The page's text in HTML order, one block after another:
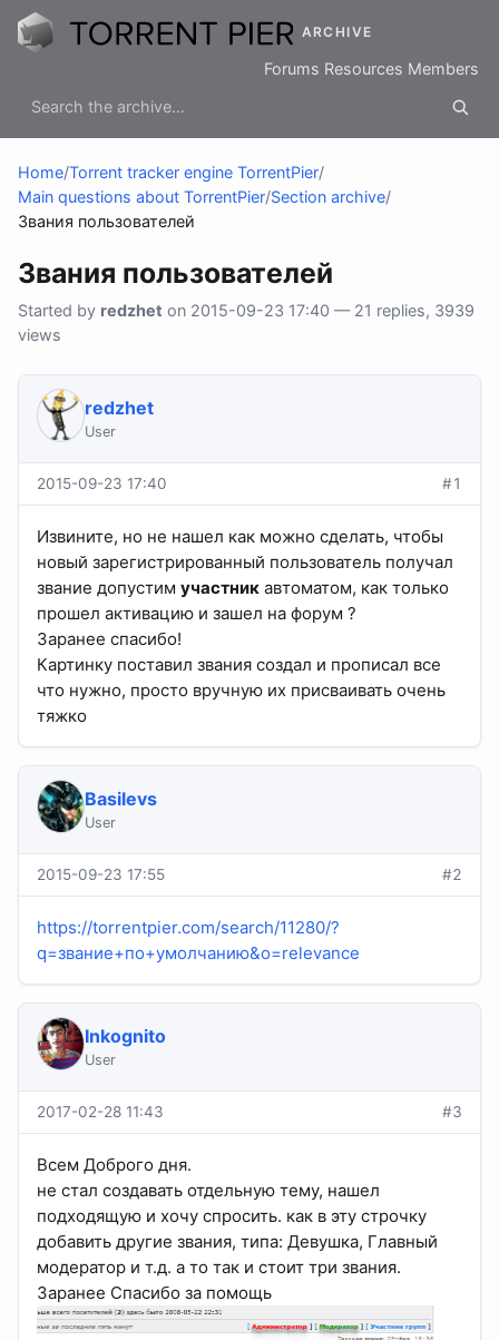
ARCHIVE
Forums Resources Members
Home/Torrent tracker engine TorrentPier/
Main questions about TorrentPier/Section archive/
Звания пользователей
Звания пользователей
Started by redzhet on 2015-09-23 17:40 — 21 replies, 3939
views
redzhet
User
2015-09-23 17:40 #1
Извините, но не нашел как можно сделать, чтобы
новый зарегистрированный пользователь получал
звание допустим участник автоматом, как только
прошел активацию и зашел на форум ?
Заранее спасибо!
Картинку поставил звания создал и прописал все
что нужно, просто вручную их присваивать очень
тяжко
Basilevs
User
2015-09-23 17:55 #2
https://torrentpier.com/search/11280/?
q=звание+по+умолчанию&o=relevance
Inkognito
User
2017-02-28 11:43 #3
Всем Доброго дня.
не стал создавать отдельную тему, нашел
подходящую и хочу спросить. как в эту строчку
добавить другие звания, типа: Девушка, Главный
модератор и т.д. а то так и стоит три звания.
Заранее Спасибо за помощь